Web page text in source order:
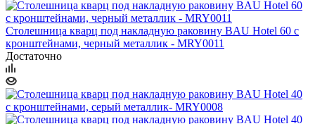
Столешница кварц под накладную раковину BAU Hotel 60 с
кронштейнами, черный металлик - MRY0011
Достаточно